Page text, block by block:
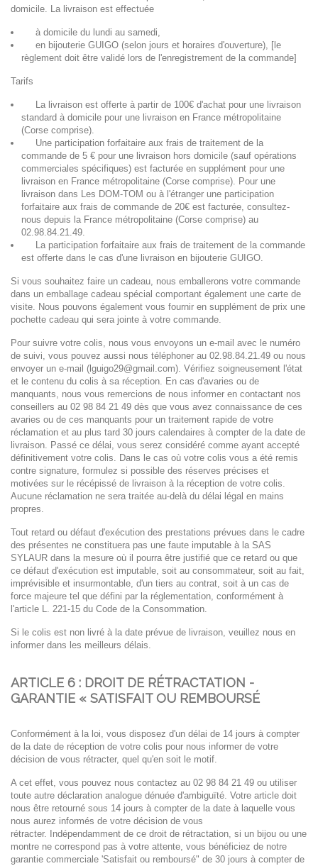
domicile. La livraison est effectuée
à domicile du lundi au samedi,
en bijouterie GUIGO (selon jours et horaires d'ouverture), [le
règlement doit être validé lors de l'enregistrement de la commande]
Tarifs
La livraison est offerte à partir de 100€ d'achat pour une livraison
standard à domicile pour une livraison en France métropolitaine
(Corse comprise).
Une participation forfaitaire aux frais de traitement de la
commande de 5 € pour une livraison hors domicile (sauf opérations
commerciales spécifiques) est facturée en supplément pour une
livraison en France métropolitaine (Corse comprise). Pour une
livraison dans Les DOM-TOM ou à l'étranger une participation
forfaitaire aux frais de commande de 20€ est facturée, consultez-
nous depuis la France métropolitaine (Corse comprise) au
02.98.84.21.49.
La participation forfaitaire aux frais de traitement de la commande
est offerte dans le cas d'une livraison en bijouterie GUIGO.
Si vous souhaitez faire un cadeau, nous emballerons votre commande
dans un emballage cadeau spécial comportant également une carte de
visite. Nous pouvons également vous fournir en supplément de prix une
pochette cadeau qui sera jointe à votre commande.
Pour suivre votre colis, nous vous envoyons un e-mail avec le numéro
de suivi, vous pouvez aussi nous téléphoner au 02.98.84.21.49 ou nous
envoyer un e-mail (lguigo29@gmail.com). Vérifiez soigneusement l'état
et le contenu du colis à sa réception. En cas d'avaries ou de
manquants, nous vous remercions de nous informer en contactant nos
conseillers au 02 98 84 21 49 dès que vous avez connaissance de ces
avaries ou de ces manquants pour un traitement rapide de votre
réclamation et au plus tard 30 jours calendaires à compter de la date de
livraison. Passé ce délai, vous serez considéré comme ayant accepté
définitivement votre colis. Dans le cas où votre colis vous a été remis
contre signature, formulez si possible des réserves précises et
motivées sur le récépissé de livraison à la réception de votre colis.
Aucune réclamation ne sera traitée au-delà du délai légal en mains
propres.
Tout retard ou défaut d'exécution des prestations prévues dans le cadre
des présentes ne constituera pas une faute imputable à la SAS
SYLAUR dans la mesure où il pourra être justifié que ce retard ou que
ce défaut d'exécution est imputable, soit au consommateur, soit au fait,
imprévisible et insurmontable, d'un tiers au contrat, soit à un cas de
force majeure tel que défini par la réglementation, conformément à
l'article L. 221-15 du Code de la Consommation.
Si le colis est non livré à la date prévue de livraison, veuillez nous en
informer dans les meilleurs délais.
ARTICLE 6 : DROIT DE RÉTRACTATION -
GARANTIE « SATISFAIT OU REMBOURSÉ
Conformément à la loi, vous disposez d'un délai de 14 jours à compter
de la date de réception de votre colis pour nous informer de votre
décision de vous rétracter, quel qu'en soit le motif.
A cet effet, vous pouvez nous contactez au 02 98 84 21 49 ou utiliser
toute autre déclaration analogue dénuée d'ambiguïté. Votre article doit
nous être retourné sous 14 jours à compter de la date à laquelle vous
nous aurez informés de votre décision de vous
rétracter.
Indépendamment de ce droit de rétractation, si un bijou ou une
montre ne correspond pas à votre attente, vous bénéficiez de notre
garantie commerciale 'Satisfait ou remboursé" de 30 jours à compter de